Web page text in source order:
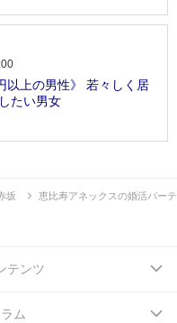
以上の男性》 若々しく居
たい男女
坂 恵比寿アネックスの婚活パー
テンツ
ム